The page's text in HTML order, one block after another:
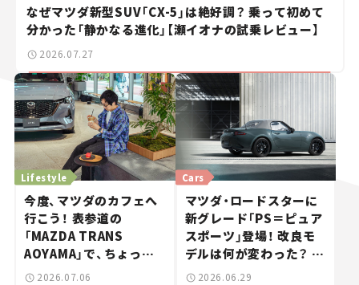
なぜマツダ新型SUV「CX-5」は絶好調？ 乗って初めて
分かった「静かなる進化」【瀬イオナの試乗レビュー】
2026.07.27
Lifestyle
今度、マツダのカフェへ
行こう！ 表参道の
「MAZDA TRANS
AOYAMA」で、ちょっと
ひと息。——連載｜CCG
2026.07.06
Cars
マツダ・ロードスターに
新グレード「PS＝ピュア
スポーツ」登場！ 改良モ
デルは何が変わった？ 待
望のグリーンも登場【新
2026.06.29